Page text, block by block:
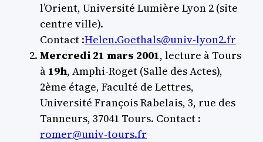
l’Orient, Université Lumière Lyon 2 (site
centre ville).
Contact :Helen.Goethals@univ-lyon2.fr
Mercredi 21 mars 2001, lecture à Tours
à 19h, Amphi-Roget (Salle des Actes),
2ème étage, Faculté de Lettres,
Université François Rabelais, 3, rue des
Tanneurs, 37041 Tours. Contact :
romer@univ-tours.fr